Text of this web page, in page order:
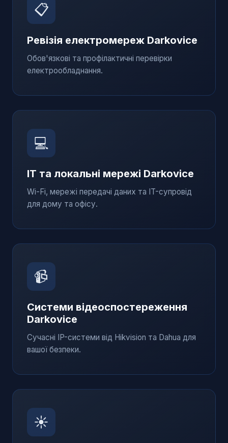
📋
Ревізія електромереж Darkovice
Обов'язкові та профілактичні перевірки
електрообладнання.
💻
IT та локальні мережі Darkovice
Wi-Fi, мережі передачі даних та IT-супровід
для дому та офісу.
📹
Системи відеоспостереження
Darkovice
Сучасні IP-системи від Hikvision та Dahua для
вашої безпеки.
☀️